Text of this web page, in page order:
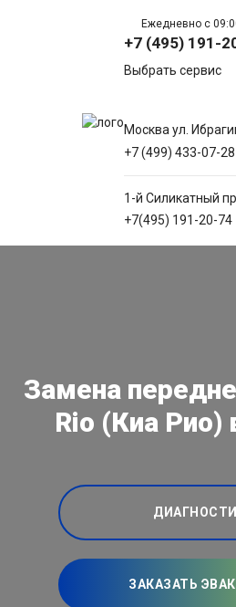
Ежедневно с
+7 (495) 191-
Выбрать сервис
Москва ул.
+7 (499) 433-07-28
1-й Силикатный
+7(495) 191-20-74
Замена
Rio (Киа Рио)
ЗАКАЗАТЬ